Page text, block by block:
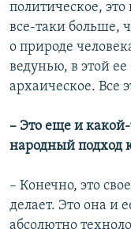
политическое,
все-таки больше,
о природе
ведунью, в этой ее
архаическое. Все
– Это еще и
народный подход
– Конечно, это
делает. Это она и
абсолютно